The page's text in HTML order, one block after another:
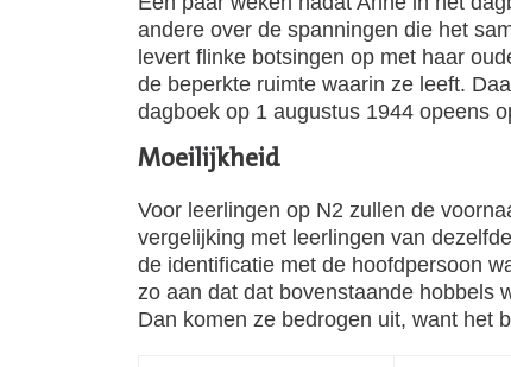
andere over de spanningen die het
levert flinke botsingen op met haar
de beperkte ruimte waarin ze leeft.
dagboek op 1 augustus 1944 opeens
Moeilijkheid
Voor leerlingen op N2 zullen de
vergelijking met leerlingen van
de identificatie met de hoofdpersoon
zo aan dat dat bovenstaande hobbels
Dan komen ze bedrogen uit, want het